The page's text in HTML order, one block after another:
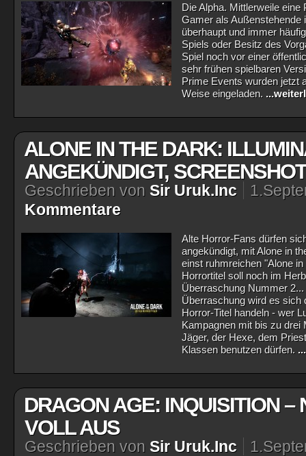
Die Alpha. Mittlerweile
Gamer als
überhaupt und immer
Spiels oder Besitz des
Spiel noch vor einer
sehr frühen spielbaren
Prime Events wurden jetzt
Weise eingeladen.
ALONE IN THE DARK:
ANGEKÜNDIGT,
Geschrieben von Sir Uruk.Inc
Kommentare
Alte Horror-Fans dürfen
angekündigt, mit Alone in
einst ruhmreichen "Alone
Horrortitel soll noch im
Überraschung Nummer
Überraschung wird es sich
Horror-Titel handeln - wer
Kampagnen mit bis zu drei
Jäger, der Hexe, dem
Klassen benutzen dürfen.
DRAGON AGE: INQUISITION –
VOLL AUS
Geschrieben von Sir Uruk.Inc